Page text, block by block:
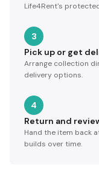
Life4Rent's
3
Pick up or get
Arrange collection
delivery options.
4
Return and
Hand the item back
builds over time.